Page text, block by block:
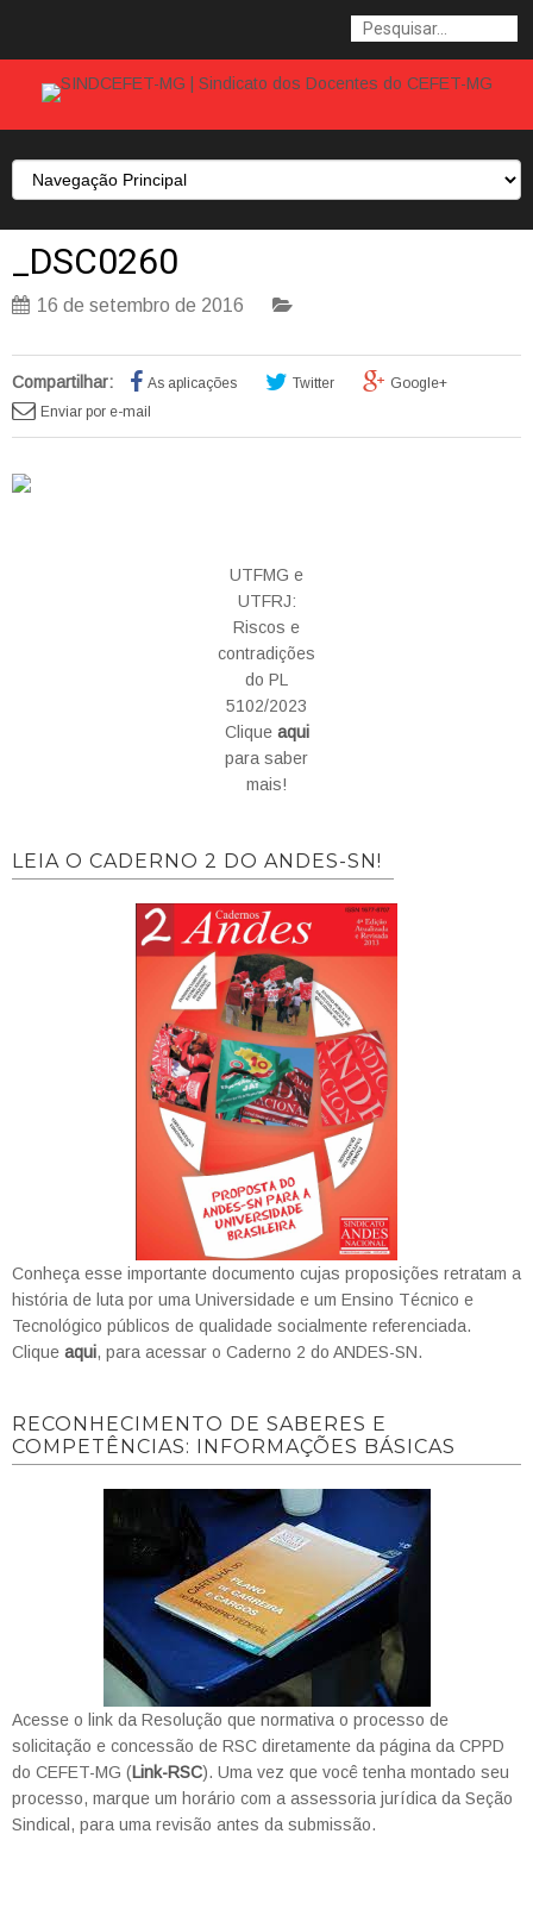
_DSC0260
16 de setembro de 2016
Compartilhar: As aplicações Twitter
Google+
Enviar por e-mail
UTFMG e
UTFRJ:
Riscos e
contradições
do PL
5102/2023
Clique aqui
para saber
mais!
LEIA O CADERNO 2 DO ANDES-SN!
Conheça esse importante documento cujas proposições retratam a
história de luta por uma Universidade e um Ensino Técnico e
Tecnológico públicos de qualidade socialmente referenciada.
Clique aqui, para acessar o Caderno 2 do ANDES-SN.
RECONHECIMENTO DE SABERES E
COMPETÊNCIAS: INFORMAÇÕES BÁSICAS
Acesse o link da Resolução que normativa o processo de
solicitação e concessão de RSC diretamente da página da CPPD
do CEFET-MG (Link-RSC). Uma vez que você tenha montado seu
processo, marque um horário com a assessoria jurídica da Seção
Sindical, para uma revisão antes da submissão.